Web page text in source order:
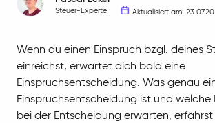
Steuer-Experte Aktualisiert am:
Wenn du einen Einspruch bzgl. deines
einreichst, erwartet dich bald eine
Einspruchsentscheidung. Was genau
Einspruchsentscheidung ist und welche
bei der Entscheidung erwarten, erfährst